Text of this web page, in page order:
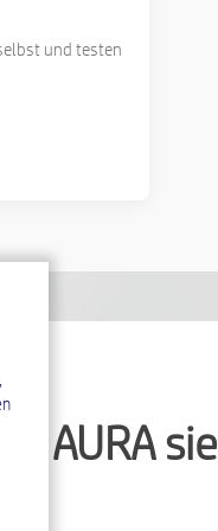
und testen
AURA sie